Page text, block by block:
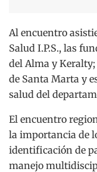
Al encuentro
Salud I.P.S., las
del Alma y
de Santa Marta y
salud del
El encuentro
la importancia de
identificación de
manejo